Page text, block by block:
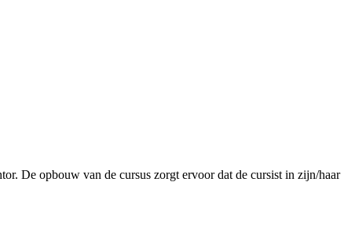
De opbouw van de cursus zorgt ervoor dat de cursist in zijn/haar